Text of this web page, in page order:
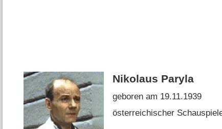
Nikolaus Paryla
geboren am 19.11.1939
österreichischer